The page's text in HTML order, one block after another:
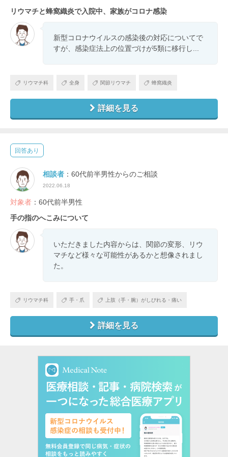
リウマチと蜂窩織炎で入院中、家族がコロナ感染
新型コロナウイルスの感染後の対応についてで
すが、感染症法上の位置づけが5類に移行し...
リウマチ科 全身 関節リウマチ 蜂窩織炎
詳細を見る
回答あり
相談者 ：60代前半男性からのご相談
2022.06.18
対象者 ：60代前半男性
手の指のへこみについて
いただきました内容からは、関節の変形、リウ
マチなど様々な可能性があるかと想像されまし
た。
リウマチ科 手・爪 上肢（手・腕）がしびれる・痛い
詳細を見る